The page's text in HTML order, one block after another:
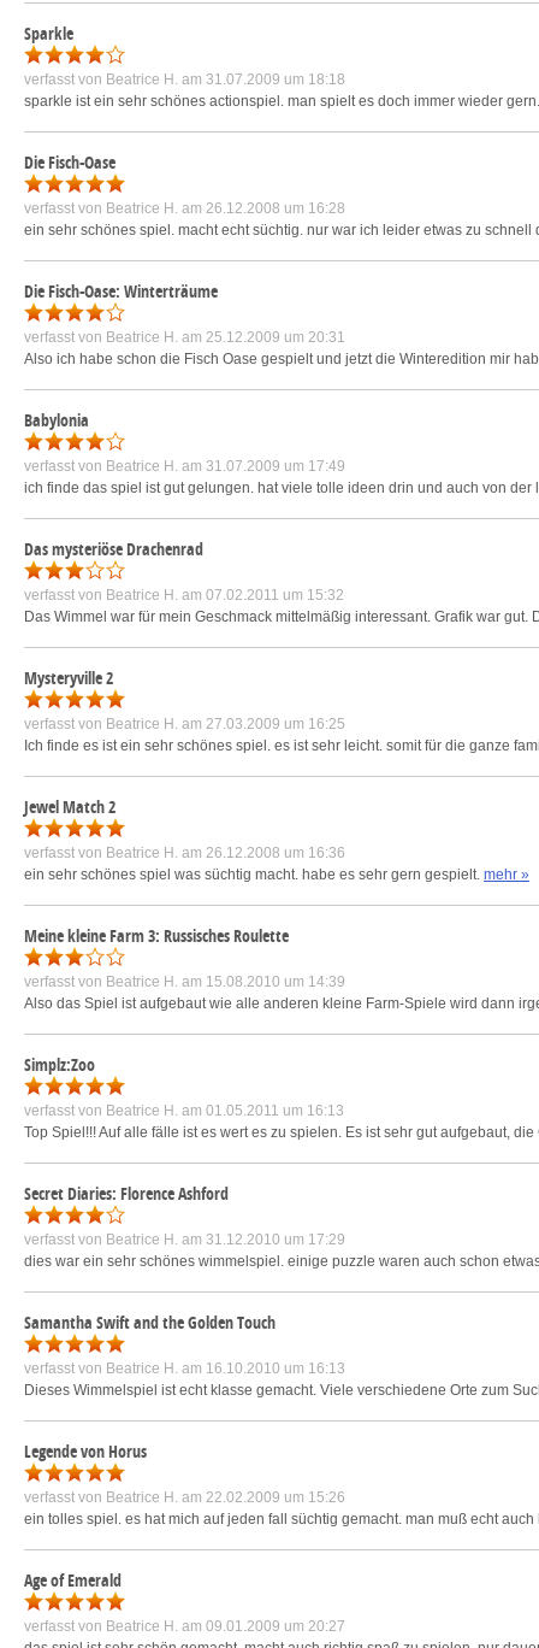
Sparkle
verfasst von Beatrice H. am 31.07.2009 um 18:18
sparkle ist ein sehr schönes actionspiel. man spielt es doch immer wieder
Die Fisch-Oase
verfasst von Beatrice H. am 26.12.2008 um 16:28
ein sehr schönes spiel. macht echt süchtig. nur war ich leider etwas zu
Die Fisch-Oase: Winterträume
verfasst von Beatrice H. am 25.12.2009 um 20:31
Also ich habe schon die Fisch Oase gespielt und jetzt die Winteredition mir
Babylonia
verfasst von Beatrice H. am 31.07.2009 um 17:49
ich finde das spiel ist gut gelungen. hat viele tolle ideen drin und auch von
Das mysteriöse Drachenrad
verfasst von Beatrice H. am 07.02.2011 um 15:32
Das Wimmel war für mein Geschmack mittelmäßig interessant. Grafik war
Mysteryville 2
verfasst von Beatrice H. am 27.03.2009 um 16:25
Ich finde es ist ein sehr schönes spiel. es ist sehr leicht. somit für die ganze
Jewel Match 2
verfasst von Beatrice H. am 26.12.2008 um 16:36
ein sehr schönes spiel was süchtig macht. habe es sehr gern gespielt. mehr »
Meine kleine Farm 3: Russisches Roulette
verfasst von Beatrice H. am 15.08.2010 um 14:39
Also das Spiel ist aufgebaut wie alle anderen kleine Farm-Spiele wird dann
Simplz:Zoo
verfasst von Beatrice H. am 01.05.2011 um 16:13
Top Spiel!!! Auf alle fälle ist es wert es zu spielen. Es ist sehr gut aufgebaut,
Secret Diaries: Florence Ashford
verfasst von Beatrice H. am 31.12.2010 um 17:29
dies war ein sehr schönes wimmelspiel. einige puzzle waren auch schon
Samantha Swift and the Golden Touch
verfasst von Beatrice H. am 16.10.2010 um 16:13
Dieses Wimmelspiel ist echt klasse gemacht. Viele verschiedene Orte zum
Legende von Horus
verfasst von Beatrice H. am 22.02.2009 um 15:26
ein tolles spiel. es hat mich auf jeden fall süchtig gemacht. man muß echt
Age of Emerald
verfasst von Beatrice H. am 09.01.2009 um 20:27